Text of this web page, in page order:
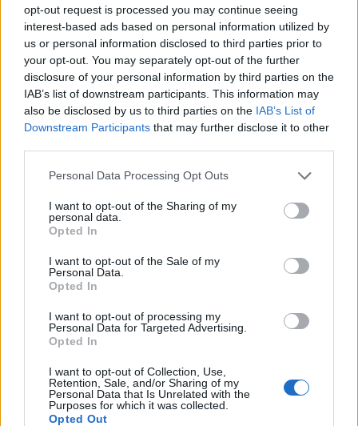
opt-out request is processed you may continue seeing
interest-based ads based on personal information utilized by
us or personal information disclosed to third parties prior to
your opt-out. You may separately opt-out of the further
disclosure of your personal information by third parties on the
IAB’s list of downstream participants. This information may
also be disclosed by us to third parties on the IAB’s List of
Downstream Participants that may further disclose it to other
Personal Data Processing Opt Outs
I want to opt-out of the Sharing of my
personal data.
Opted In
I want to opt-out of the Sale of my
Personal Data.
Opted In
I want to opt-out of processing my
Personal Data for Targeted Advertising.
Opted In
I want to opt-out of Collection, Use,
Retention, Sale, and/or Sharing of my
Personal Data that Is Unrelated with the
Purposes for which it was collected.
Opted Out
Ιωάννα Τούνη: Οι τρεις τούρτες, η φωτογράφιση
στη θάλασσα και το εντυπωσιακό birthday look
στις Μαλδίβες
Συγκλονίζει ο Δημήτρης Γιαννακόπουλος: «Το
2020 είχα πολλαπλά εμφράγματα. Πήγα και γύρισα
τέσσερις φορές. Είδα το λευκό φως»